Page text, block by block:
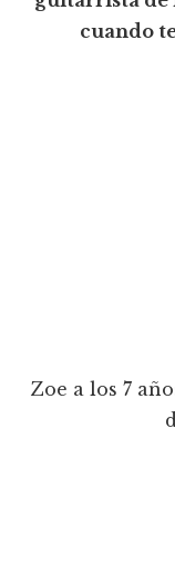
cuando
Zoe a los 7